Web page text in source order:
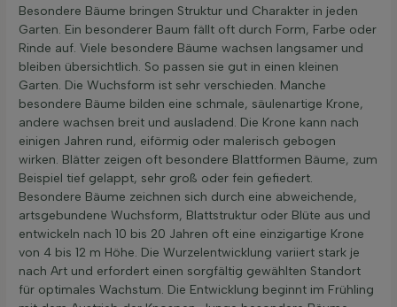
Besondere Bäume bringen Struktur und Charakter in jeden
Garten. Ein besonderer Baum fällt oft durch Form, Farbe oder
Rinde auf. Viele besondere Bäume wachsen langsamer und
bleiben übersichtlich. So passen sie gut in einen kleinen
Garten. Die Wuchsform ist sehr verschieden. Manche
besondere Bäume bilden eine schmale, säulenartige Krone,
andere wachsen breit und ausladend. Die Krone kann nach
einigen Jahren rund, eiförmig oder malerisch gebogen
wirken. Blätter zeigen oft besondere Blattformen Bäume, zum
Beispiel tief gelappt, sehr groß oder fein gefiedert.
Besondere Bäume zeichnen sich durch eine abweichende,
artsgebundene Wuchsform, Blattstruktur oder Blüte aus und
entwickeln nach 10 bis 20 Jahren oft eine einzigartige Krone
von 4 bis 12 m Höhe. Die Wurzelentwicklung variiert stark je
nach Art und erfordert einen sorgfältig gewählten Standort
für optimales Wachstum. Die Entwicklung beginnt im Frühling